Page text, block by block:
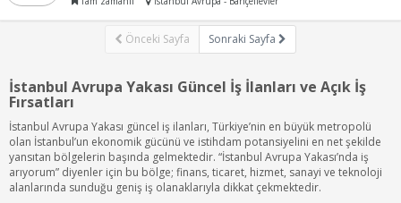
Önceki Sayfa Sonraki Sayfa
İstanbul Avrupa Yakası Güncel İş İlanları ve Açık İş
Fırsatları
İstanbul Avrupa Yakası güncel iş ilanları, Türkiye’nin en büyük metropolü
olan İstanbul’un ekonomik gücünü ve istihdam potansiyelini en net şekilde
yansıtan bölgelerin başında gelmektedir. “İstanbul Avrupa Yakası’nda iş
arıyorum” diyenler için bu bölge; finans, ticaret, hizmet, sanayi ve teknoloji
alanlarında sunduğu geniş iş olanaklarıyla dikkat çekmektedir.